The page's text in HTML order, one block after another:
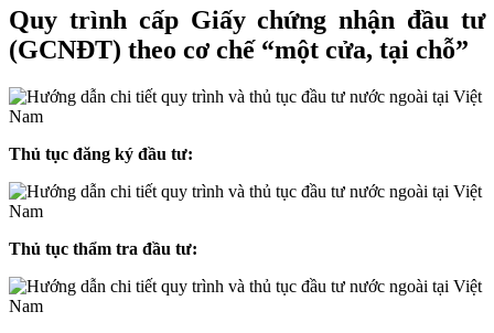
Quy trình cấp Giấy chứng nhận đầu tư
(GCNĐT) theo cơ chế “một cửa, tại chỗ”
Thủ tục đăng ký đầu tư:
Thủ tục thẩm tra đầu tư: